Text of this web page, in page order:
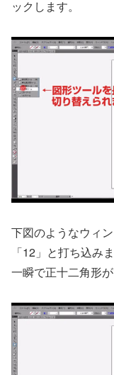
ックします。
下図のようなウィ
「12」と打ち込みま
一瞬で正十二角形が